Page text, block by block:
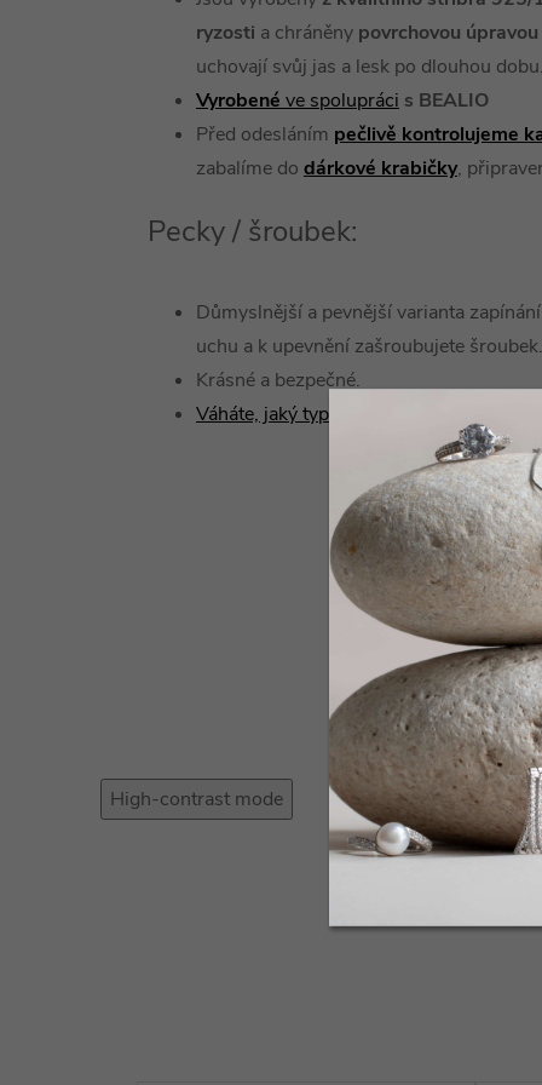
ryzosti a chráněny povrchovou
uchovají svůj jas a lesk po dlouhou dobu.
Vyrobené ve spolupráci s BEALIO
Před odesláním pečlivě kontrolujeme
zabalíme do dárkové krabičky,
Pecky / šroubek:
Důmyslnější a pevnější varianta
uchu a k upevnění zašroubujete šroubek.
Krásné a bezpečné.
Váháte, jaký typ náušnice zvolit?
High-contrast mode